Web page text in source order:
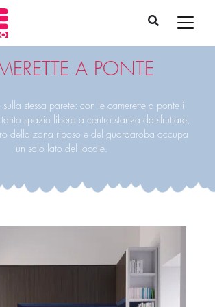
A PONTE
stessa parete: con le camerette a ponte i
spazio libero a centro stanza da sfruttare,
della zona riposo e del guardaroba occupa
un solo lato del locale.